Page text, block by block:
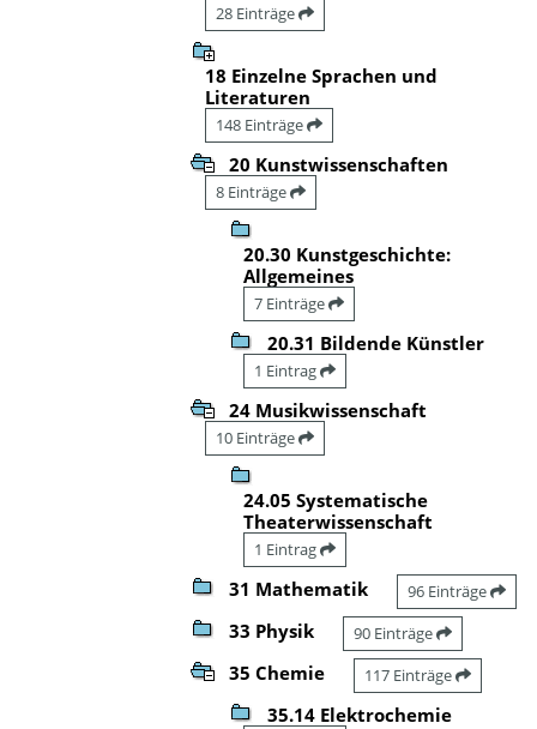
28 Einträge
18 Einzelne Sprachen und
Literaturen
148 Einträge
20 Kunstwissenschaften
8 Einträge
20.30 Kunstgeschichte:
Allgemeines
7 Einträge
20.31 Bildende Künstler
1 Eintrag
24 Musikwissenschaft
10 Einträge
24.05 Systematische
Theaterwissenschaft
1 Eintrag
31 Mathematik 96 Einträge
33 Physik 90 Einträge
35 Chemie 117 Einträge
35.14 Elektrochemie